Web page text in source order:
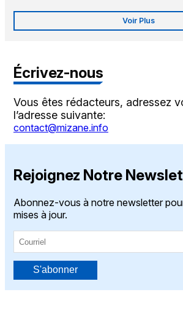
Voir Plus
Écrivez-nous
Vous êtes rédacteurs, adressez
l’adresse suivante:
contact@mizane.info
Rejoignez Notre
Abonnez-vous à notre newsletter
mises à jour.
S'abonner